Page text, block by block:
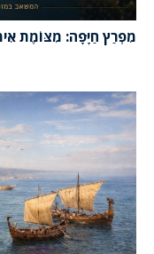
מִפְרַץ חַיָּפָה: מִצּוֹמֶת